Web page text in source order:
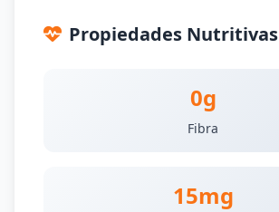
Propiedades Nutritivas
0g
Fibra
15mg